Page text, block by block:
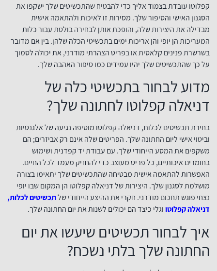
קפלוטו עובדת בצמוד אליך כדי להבטיח שהתכשיטים שלך ישקפו את
הסגנון האישי והסיפור שלך. מסירות זו לאיכות ולהתאמה אישית
מבדילה את היצירות שלה, והופכת אותן לבחירה בולטת עבור כלות
המעריכות הן יופי והן אריכות ימים בתכשיטי הכלה שלהן. בין אם מדובר
בשרשרת פנינים קלאסית או בפריט הצהרתי מודרני, את יכולה לסמוך
על כך שהתכשיטים שלך יהיו עמידים כמו סיפור האהבה שלך.
מדוע לבחור בתכשיטי כלה של
דניאלה קפלוטו לחתונה שלך?
בחירת תכשיטים לכלות, דניאלה קפלוטו מוסיפה נגיעה של אלגנטיות
וביטוי אישי ליום החתונה שלך. הפריטים שלה אינם רק אביזרים; הם
משקפים את המסע הייחודי שלך. עם עבודת יד קפדנית ושימוש
בחומרים איכותיים, כל פריט מעוצב כדי להחזיק מעמד לכל החיים.
האפשרות להתאמה אישית מבטיחה שהתכשיטים שלך יתאימו בצורה
מושלמת לסגנון שלך. היצירות של דניאלה קפלוטו הן המקום שבו יופי
נצחי פוגש תחכום מודרני. חקרי את ההיצע הייחודי שלתכשיטים לכלות,
דניאלה קפלוטווגלי כיצד הם יכולים לשנות את יום החתונה שלך.
איך לבחור תכשיטים שיעשו את יום
החתונה שלך בלתי נשכח?